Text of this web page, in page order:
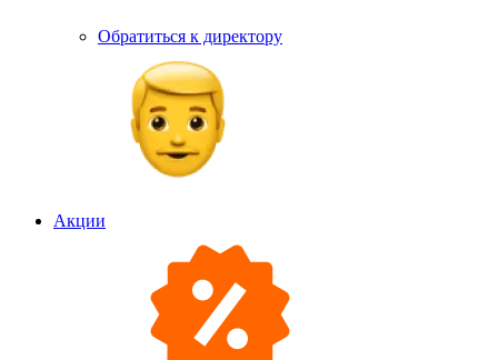
Обратиться к директору
Акции